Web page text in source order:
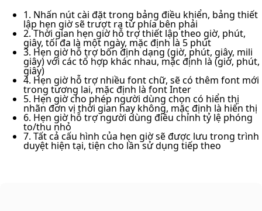
1. Nhấn nút cài đặt trong bảng điều khiển, bảng thiết
lập hẹn giờ sẽ trượt ra từ phía bên phải
2. Thời gian hẹn giờ hỗ trợ thiết lập theo giờ, phút,
giây, tối đa là một ngày, mặc định là 5 phút
3. Hẹn giờ hỗ trợ bốn định dạng (giờ, phút, giây, mili
giây) với các tổ hợp khác nhau, mặc định là (giờ, phút,
giây)
4. Hẹn giờ hỗ trợ nhiều font chữ, sẽ có thêm font mới
trong tương lai, mặc định là font Inter
5. Hẹn giờ cho phép người dùng chọn có hiển thị
nhãn đơn vị thời gian hay không, mặc định là hiển thị
6. Hẹn giờ hỗ trợ người dùng điều chỉnh tỷ lệ phóng
to/thu nhỏ
7. Tất cả cấu hình của hẹn giờ sẽ được lưu trong trình
duyệt hiện tại, tiện cho lần sử dụng tiếp theo